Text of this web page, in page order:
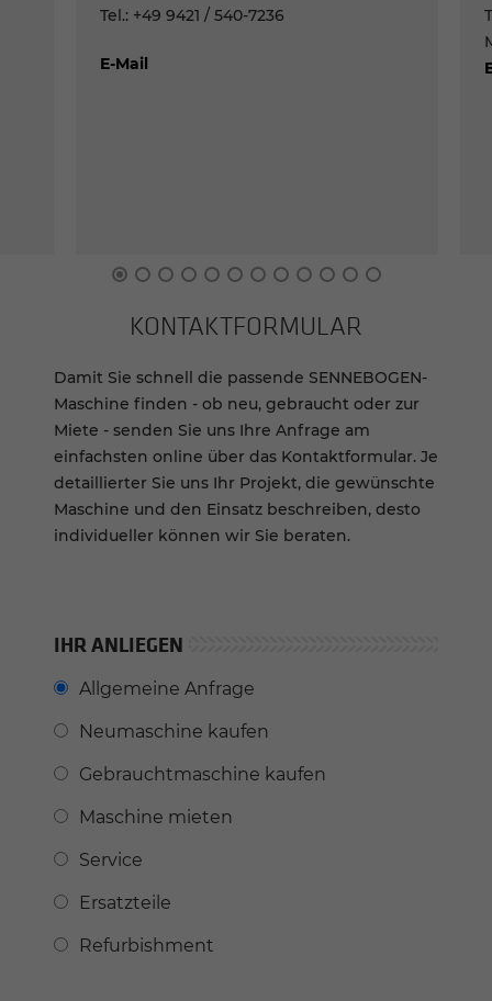
Tel.: +49 9421 / 540-7236
E-​Mail
KONTAKT­FOR­MU­LAR
Damit Sie schnell die passende SENNEBOGEN-
Maschine finden - ob neu, gebraucht oder zur
Miete - senden Sie uns Ihre Anfrage am
einfachsten online über das Kontaktformular. Je
detaillierter Sie uns Ihr Projekt, die gewünschte
Maschine und den Einsatz beschreiben, desto
individueller können wir Sie beraten.
IHR ANLIEGEN
Allgemeine Anfrage
Neumaschine kaufen
Gebrauchtmaschine kaufen
Maschine mieten
Service
Ersatzteile
Refurbishment